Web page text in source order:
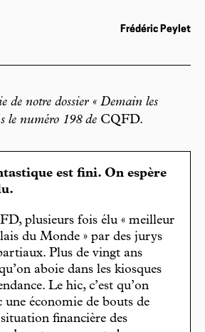
Frédéric Peylet
de notre dossier « Demain les
le numéro 198 de CQFD.
est fini. On espère
plusieurs fois élu « meilleur
du Monde » par des jurys
Plus de vingt ans
aboie dans les kiosques
Le hic, c’est qu’on
une économie de bouts de
financière des